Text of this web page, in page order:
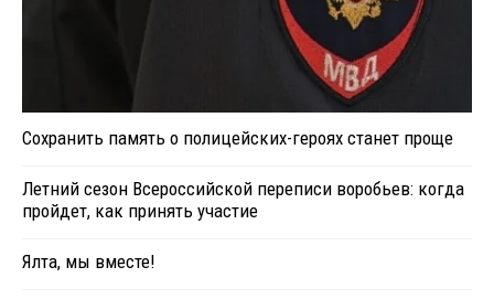
Сохранить память о полицейских-героях станет проще
Летний сезон Всероссийской переписи воробьев: когда
пройдет, как принять участие
Ялта, мы вместе!